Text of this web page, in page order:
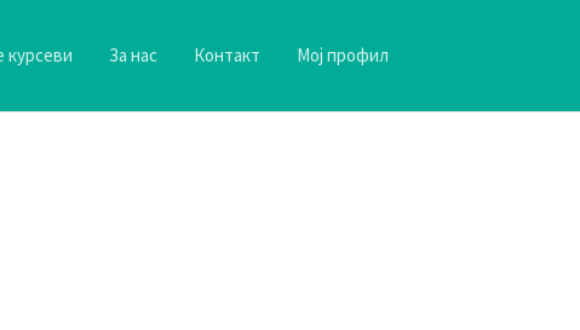
курсеви За нас Контакт Мој профил